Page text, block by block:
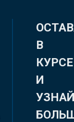
В
КУРСЕ
И